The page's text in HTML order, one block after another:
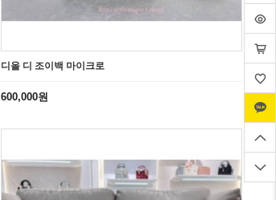
디올 디 조이백 마이크로
600,000원